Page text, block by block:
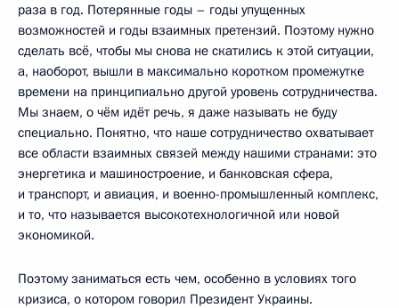
раза в год. Потерянные годы – годы упущенных
возможностей и годы взаимных претензий. Поэтому нужно
сделать всё, чтобы мы снова не скатились к этой ситуации,
а, наоборот, вышли в максимально коротком промежутке
времени на принципиально другой уровень сотрудничества.
Мы знаем, о чём идёт речь, я даже называть не буду
специально. Понятно, что наше сотрудничество охватывает
все области взаимных связей между нашими странами: это
энергетика и машиностроение, и банковская сфера,
и транспорт, и авиация, и военно-промышленный комплекс,
и то, что называется высокотехнологичной или новой
экономикой.
Поэтому заниматься есть чем, особенно в условиях того
кризиса, о котором говорил Президент Украины.